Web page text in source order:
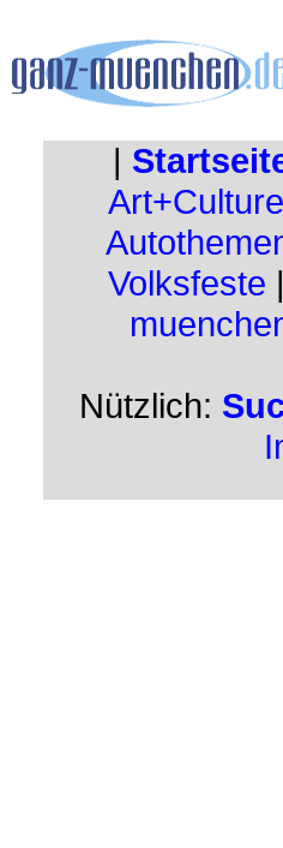
|
Art+Culture
Volksfeste |
Nützlich: